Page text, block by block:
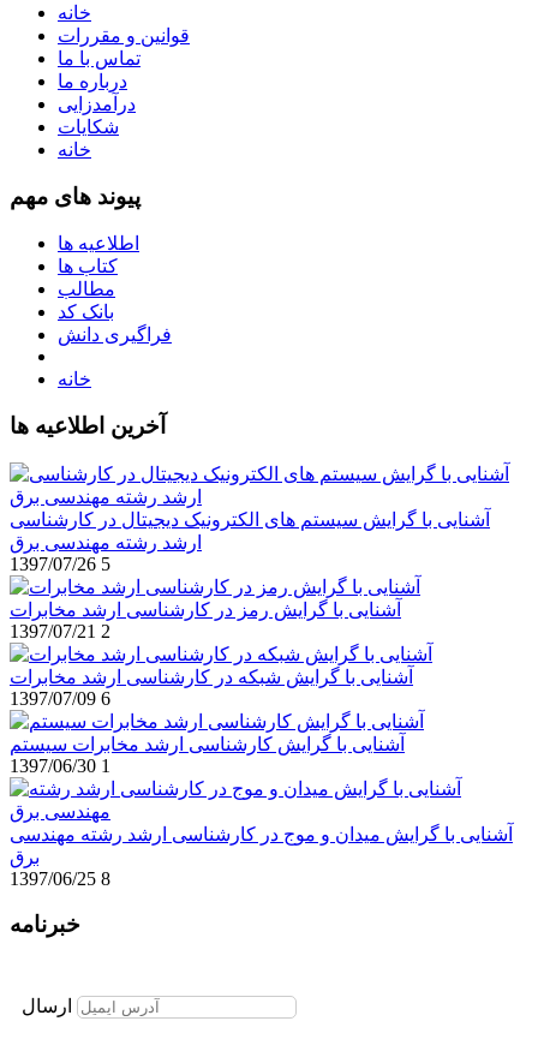
خانه
قوانین و مقررات
تماس با ما
درباره ما
درآمدزایی
شکایات
خانه
پیوند های مهم
اطلاعیه ها
کتاب ها
مطالب
بانک کد
فراگیری دانش
خانه
آخرین اطلاعیه ها
آشنایی با گرایش سیستم های الکترونیک دیجیتال در کارشناسی
ارشد رشته مهندسی برق
1397/07/26 5
آشنایی با گرایش رمز در کارشناسی ارشد مخابرات
1397/07/21 2
آشنایی با گرایش شبکه در کارشناسی ارشد مخابرات
1397/07/09 6
آشنایی با گرایش کارشناسی ارشد مخابرات سیستم
1397/06/30 1
آشنایی با گرایش میدان و موج در کارشناسی ارشد رشته مهندسی
برق
1397/06/25 8
خبرنامه
ارسال